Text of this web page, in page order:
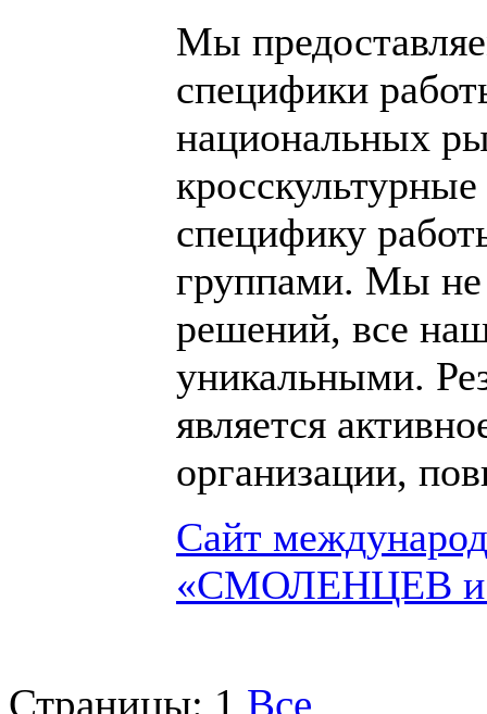
Мы
специфики
национальных
специфику
группами. Мы не
решений, все
уникальными.
является
организации,
Сайт
«СМОЛЕНЦЕВ и
Страницы: 1 Все